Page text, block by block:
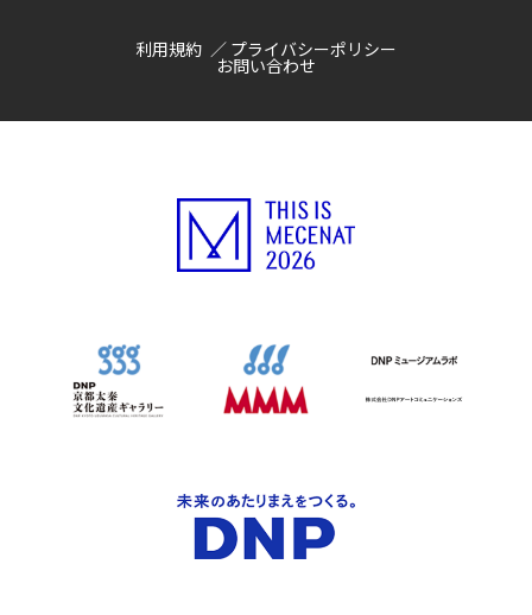
利用規約 プライバシーポリシー
お問い合わせ